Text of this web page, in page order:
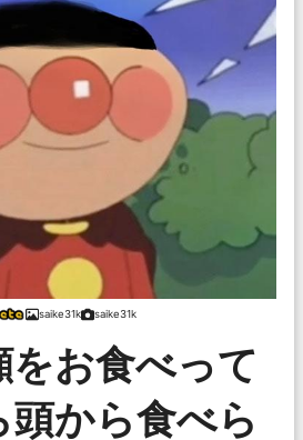
saike31k saike31k
をお食べって
から食べら